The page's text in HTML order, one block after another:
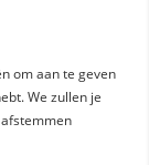
om aan te geven
We zullen je